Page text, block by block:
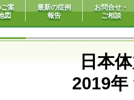
案
図
最新の症例
報告
お問合せ・
ご相談
日本
年 つ